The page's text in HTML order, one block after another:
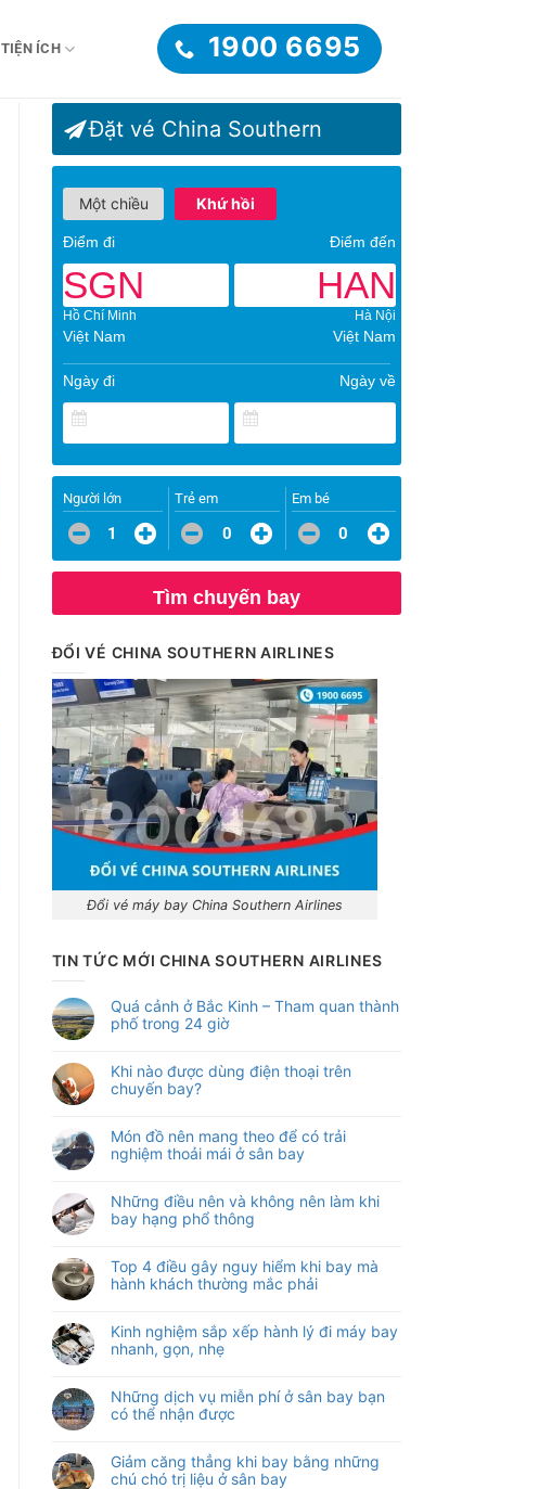
TIỆN ÍCH 1900 6695
Đặt vé China Southern
Một chiều Khứ hồi
Điểm đi Điểm đến
SGN
Hồ Chí Minh
Việt Nam
HAN
Hà Nội
Việt Nam
Ngày đi Ngày về
Người lớn
1
Trẻ em
0
Em bé
0
Tìm chuyến bay
ĐỔI VÉ CHINA SOUTHERN AIRLINES
Đổi vé máy bay China Southern Airlines
TIN TỨC MỚI CHINA SOUTHERN AIRLINES
Quá cảnh ở Bắc Kinh – Tham quan thành
phố trong 24 giờ
Khi nào được dùng điện thoại trên
chuyến bay?
Món đồ nên mang theo để có trải
nghiệm thoải mái ở sân bay
Những điều nên và không nên làm khi
bay hạng phổ thông
Top 4 điều gây nguy hiểm khi bay mà
hành khách thường mắc phải
Kinh nghiệm sắp xếp hành lý đi máy bay
nhanh, gọn, nhẹ
Những dịch vụ miễn phí ở sân bay bạn
có thể nhận được
Giảm căng thẳng khi bay bằng những
chú chó trị liệu ở sân bay